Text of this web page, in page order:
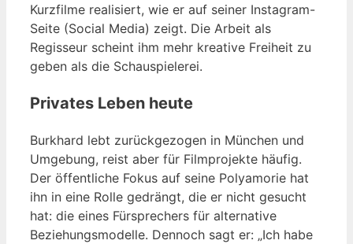
Kurzfilme realisiert, wie er auf seiner Instagram-
Seite (Social Media) zeigt. Die Arbeit als
Regisseur scheint ihm mehr kreative Freiheit zu
geben als die Schauspielerei.
Privates Leben heute
Burkhard lebt zurückgezogen in München und
Umgebung, reist aber für Filmprojekte häufig.
Der öffentliche Fokus auf seine Polyamorie hat
ihn in eine Rolle gedrängt, die er nicht gesucht
hat: die eines Fürsprechers für alternative
Beziehungsmodelle. Dennoch sagt er: „Ich habe